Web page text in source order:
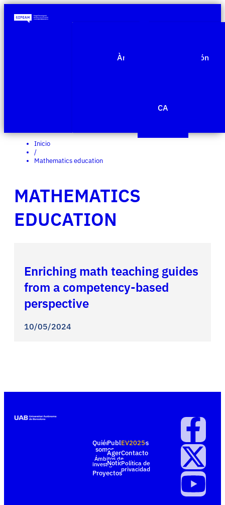
Àmbitos de investigación
CA
Inicio
/
Mathematics education
MATHEMATICS
EDUCATION
Enriching math teaching guides
from a competency-based
perspective
10/05/2024
Quiénes
somos
Ámbitos de
investigación
Proyectos
Publicaciones
Agenda
Noticias
EV2025
Contacto
Política de
privacidad